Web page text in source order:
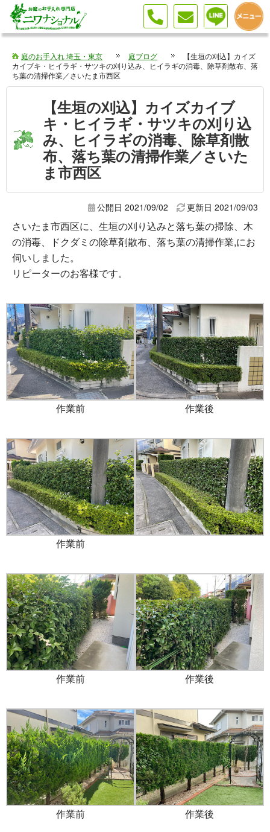
庭のお手入れ 埼玉・東京 庭ブログ
【生垣の刈込】カイズ
カイブキ・ヒイラギ・サツキの刈り込み、ヒイラギの消毒、除草剤散布、落
ち葉の清掃作業／さいたま市西区
【生垣の刈込】カイズカイブ
キ・ヒイラギ・サツキの刈り込
み、ヒイラギの消毒、除草剤散
布、落ち葉の清掃作業／さいた
ま市西区
公開日 2021/09/02 更新日 2021/09/03
さいたま市西区に、生垣の刈り込みと落ち葉の掃除、木
の消毒、ドクダミの除草剤散布、落ち葉の清掃作業,にお
伺いしました。
リピーターのお客様です。
作業前 作業後
作業前
作業前 作業後
作業前 作業後